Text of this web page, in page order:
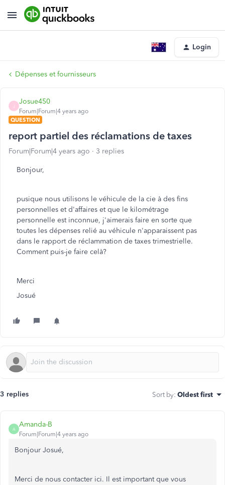
Login
Dépenses et fournisseurs
Josue450
Forum|Forum|4 years ago
QUESTION
report partiel des réclamations de taxes
Forum|Forum|4 years ago 3 replies
Bonjour,
pusique nous utilisons le véhicule de la cie à des fins
personnelles et d'affaires et que le kilométrage
personnelle est inconnue, j'aimerais faire en sorte que
toutes les dépenses relié au véhicule n'apparaissent pas
dans le rapport de réclammation de taxes trimestrielle.
Comment puis-je faire celà?
Merci
Josué
3 replies Sort by: Oldest first
A
Amanda-B
Forum|Forum|4 years ago
Bonjour Josué,
Merci de nous contacter ici. Il est important que vous